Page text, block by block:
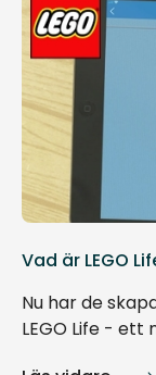
Vad är LEGO
Nu har de
LEGO Life -